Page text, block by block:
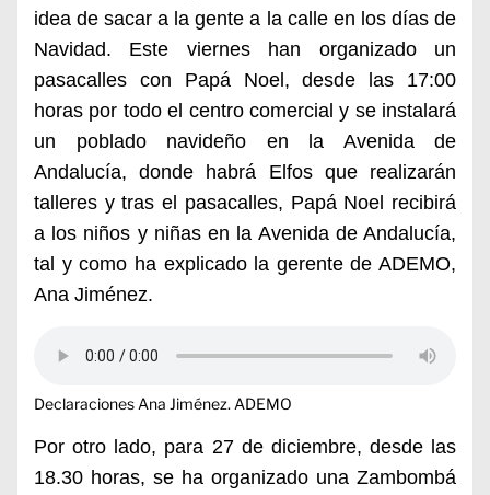
idea de sacar a la gente a la calle en los días de
Navidad. Este viernes han organizado un
pasacalles con Papá Noel, desde las 17:00
horas por todo el centro comercial y se instalará
un poblado navideño en la Avenida de
Andalucía, donde habrá Elfos que realizarán
talleres y tras el pasacalles, Papá Noel recibirá
a los niños y niñas en la Avenida de Andalucía,
tal y como ha explicado la gerente de ADEMO,
Ana Jiménez.
Declaraciones Ana Jiménez. ADEMO
Por otro lado, para 27 de diciembre, desde las
18.30 horas, se ha organizado una Zambombá